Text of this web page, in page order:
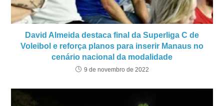
David Almeida destaca final da Superliga C de
Voleibol e reforça planos para inserir Manaus no
cenário nacional da modalidade
9 de novembro de 2022